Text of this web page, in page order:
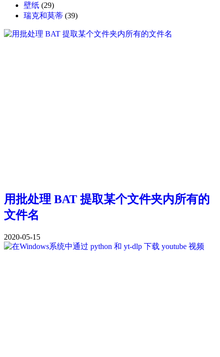
壁纸 (29)
瑞克和莫蒂 (39)
用批处理 BAT 提取某个文件夹内所有的
文件名
2020-05-15